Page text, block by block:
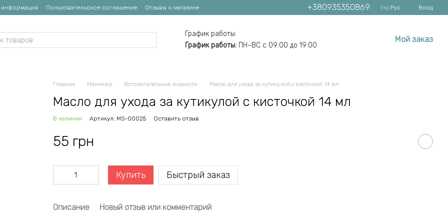
информация Пользовательское соглашение Отзывы о магазине +380935350869 УкрРус Вход
График работы:
График работы: ПН–ВС с 09:00 до 19:00
Мой заказ
Главная Маникюр Вспомогательные жидкости Масло для ухода за кутикулой с кисточкой 14 мл
Масло для ухода за кутикулой с кисточкой 14 мл
В наличии Артикул: MS-00025 Оставить отзыв
55 грн
Купить Быстрый заказ
Описание Новый отзыв или комментарий